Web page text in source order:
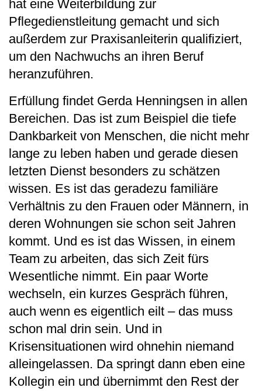
hat eine Weiterbildung zur
Pflegedienstleitung gemacht und sich
außerdem zur Praxisanleiterin qualifiziert,
um den Nachwuchs an ihren Beruf
heranzuführen.
Erfüllung findet Gerda Henningsen in allen
Bereichen. Das ist zum Beispiel die tiefe
Dankbarkeit von Menschen, die nicht mehr
lange zu leben haben und gerade diesen
letzten Dienst besonders zu schätzen
wissen. Es ist das geradezu familiäre
Verhältnis zu den Frauen oder Männern, in
deren Wohnungen sie schon seit Jahren
kommt. Und es ist das Wissen, in einem
Team zu arbeiten, das sich Zeit fürs
Wesentliche nimmt. Ein paar Worte
wechseln, ein kurzes Gespräch führen,
auch wenn es eigentlich eilt – das muss
schon mal drin sein. Und in
Krisensituationen wird ohnehin niemand
alleingelassen. Da springt dann eben eine
Kollegin ein und übernimmt den Rest der